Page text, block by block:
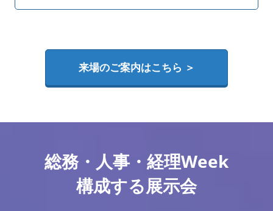
来場のご案内はこちら ＞
総務・人事・経理Week
構成する展示会